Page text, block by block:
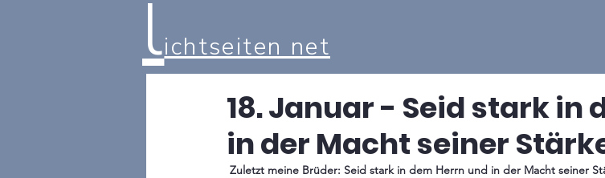
lichtseiten net
18. Januar - Seid stark in
in der Macht seiner
Zuletzt meine Brüder: Seid stark in dem Herrn und in der Macht seiner